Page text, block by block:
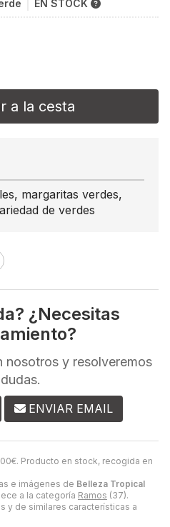
EN STOCK
a la cesta
€. Producto en stock, recogida en
e imágenes de Belleza Tropical
a la categoría Ramos (37).
y de similares características a
margaritas verdes,
de verdes
¿Necesitas
nosotros y resolveremos
ENVIAR EMAIL